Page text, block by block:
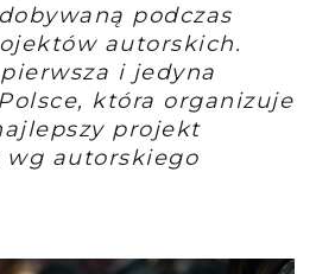
podczas
autorskich.
pierwsza i jedyna
która organizuje
projekt
wg autorskiego